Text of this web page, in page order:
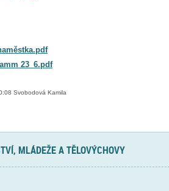
23_6.pdf
Svobodová Kamila
MLÁDEŽE A TĚLOVÝCHOVY